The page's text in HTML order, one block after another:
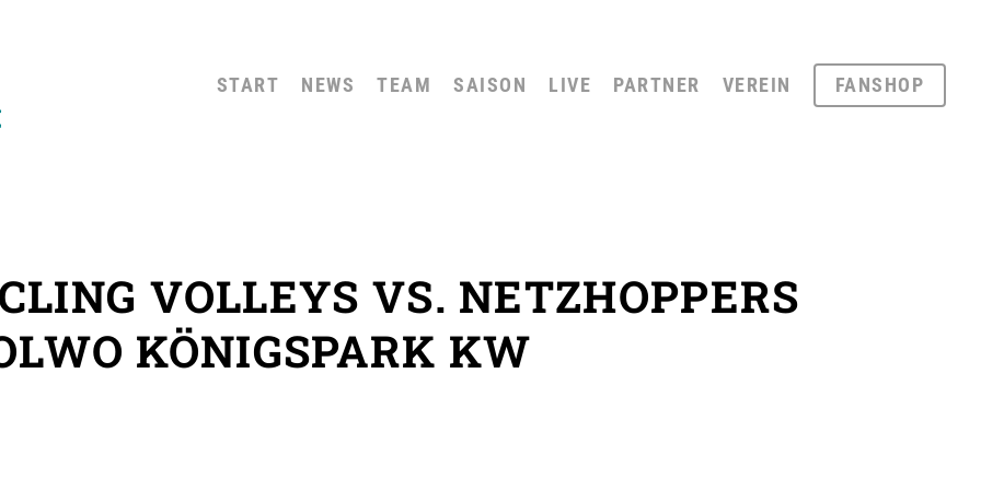
START NEWS TEAM SAISON LIVE PARTNER VEREIN FANSHOP
VOLLEYS VS. NETZHOPPERS
KÖNIGSPARK KW